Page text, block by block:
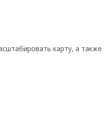
карту, а также